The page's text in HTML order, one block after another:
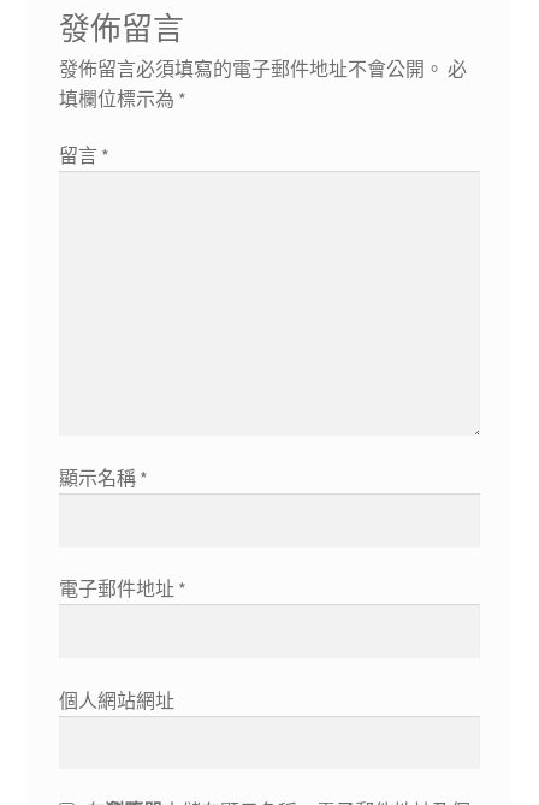
發佈留言
發佈留言必須填寫的電子郵件地址不會公開。 必
填欄位標示為 *
留言 *
顯示名稱 *
電子郵件地址 *
個人網站網址